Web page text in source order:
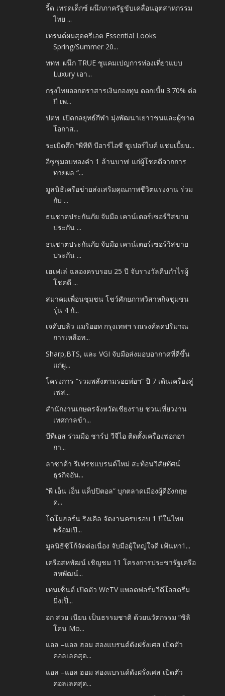
รี้ด เทรดเด็กซ์ ผนึกภาครัฐขับเคลื่อนอุตสาหกรรม
ไทย ...
เทรนด์ผมสุดครีเอต Essential Looks
Spring/Summer 20...
ททท. ผนึก TRUE ชูแคมเปญการท่องเที่ยวแบบ
Luxury เอา...
กรุงไทยออกตราสารเงินกองทุน ดอกเบี้ย 3.70% ต่อ
ปี เพ...
ปตท. เปิดกลยุทธ์กีฬา มุ่งพัฒนาเยาวชนและผู้ขาด
โอกาส...
ระเบิดศึก “พีทีที บีอาร์ไอซี ซูเปอร์ไบค์ แชมเปี้ยน...
อีซูซุมอบทองคำ 1 ล้านบาท! แก่ผู้โชคดีจากการ
ทายผล “...
มูลนิธิเครือข่ายส่งเสริมคุณภาพชีวิตแรงงาน ร่วม
กับ ...
ธนชาตประกันภัย จับมือ เคาน์เตอร์เซอร์วิสขาย
ประกัน ...
ธนชาตประกันภัย จับมือ เคาน์เตอร์เซอร์วิสขาย
ประกัน ...
เฮเฟเล่ ฉลองครบรอบ 25 ปี จับรางวัลคืนกำไรผู้
โชคดี ...
สมาคมเพื่อนชุมชน โชว์ศักยภาพวิสาหกิจชุมชน
รุ่น 4 กั...
เจดับบลิว แมริออท กรุงเทพฯ รณรงค์ลดปริมาณ
การเหลือท...
Sharp,BTS, และ VGI จับมือส่งมอบอากาศที่ดีขึ้น
แก่ผู...
โครงการ “รวมพลังตามรอยพ่อฯ” ปี 7 เดินเครื่องสู่
เฟส...
สำนักงานเกษตรจังหวัดเชียงราย ชวนเที่ยวงาน
เทศกาลข้า...
บีทีเอส ร่วมมือ ชาร์ป วีจีไอ ติดตั้งเครื่องฟอกอา
กา...
ลาซาด้า รีเฟรชแบรนด์ใหม่ สะท้อนวิสัยทัศน์
ธุรกิจอัน...
“พี เอ็น เอ็น แค็ปปิตอล” บุกตลาดเมืองผู้ดีอังกฤษ
ด...
โดโมฮอร์น ริงเคิล จัดงานครบรอบ 1 ปีในไทย
พร้อมเปิ...
มูลนิธิซิโก้จัดต่อเนื่อง จับมือผู้ใหญ่ใจดี เฟ้นหา1...
เครือสหพัฒน์ เชิญชม 11 โครงการประชารัฐเครือ
สหพัฒน์...
เทนเซ็นต์ เปิดตัว WeTV แพลตฟอร์มวีดีโอสตรีม
มิ่งเป็...
อก สวย เนียน เป็นธรรมชาติ ด้วยนวัตกรรม “ซิลิ
โคน Mo...
แอล –แอล ฮอม สองแบรนด์ดังฝรั่งเศส เปิดตัว
คอลเลคสุด...
แอล –แอล ฮอม สองแบรนด์ดังฝรั่งเศส เปิดตัว
คอลเลคสุด...